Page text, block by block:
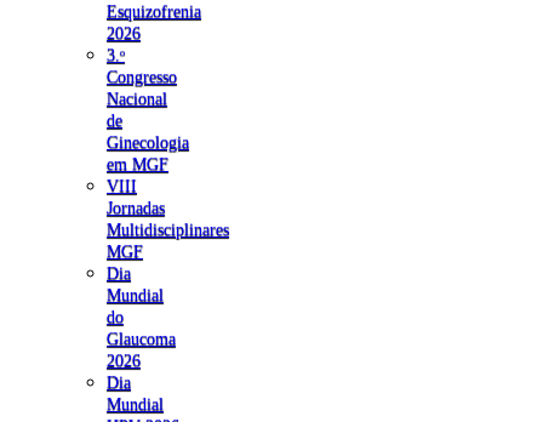
Esquizofrenia
2026
3.ᵒ
Congresso
Nacional
de
Ginecologia
em MGF
VIII
Jornadas
Multidisciplinares
MGF
Dia
Mundial
do
Glaucoma
2026
Dia
Mundial